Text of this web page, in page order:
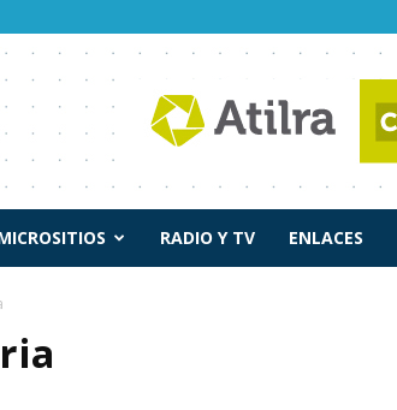
RADIO Y TV ENLACES